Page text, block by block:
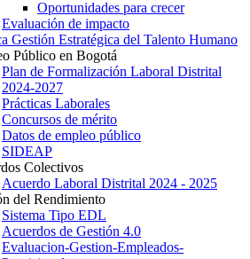
Oportunidades para crecer
Evaluación de impacto
Gestión Estratégica del Talento Humano
Público en Bogotá
Plan de Formalización Laboral Distrital
2024-2027
Prácticas Laborales
Concursos de mérito
Datos de empleo público
SIDEAP
Colectivos
Acuerdo Laboral Distrital 2024 - 2025
del Rendimiento
Sistema Tipo EDL
Acuerdos de Gestión 4.0
Evaluacion-Gestion-Empleados-